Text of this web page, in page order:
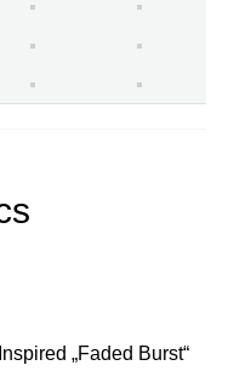
„Faded Burst“